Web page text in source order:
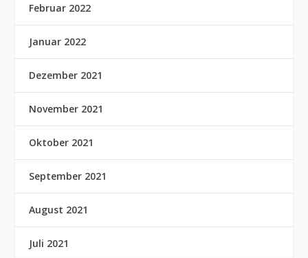
Februar 2022
Januar 2022
Dezember 2021
November 2021
Oktober 2021
September 2021
August 2021
Juli 2021